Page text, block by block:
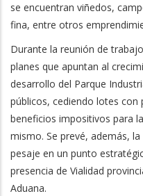
se encuentran viñedos,
fina, entre otros
Durante la reunión de
planes que apuntan al
desarrollo del Parque
públicos, cediendo lotes con
beneficios impositivos para
mismo. Se prevé, además,
pesaje en un punto
presencia de Vialidad
Aduana.